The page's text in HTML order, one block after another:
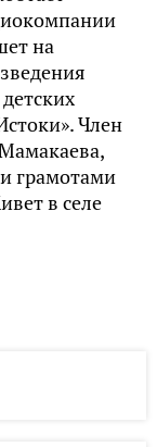
на
Член
грамотами
в селе